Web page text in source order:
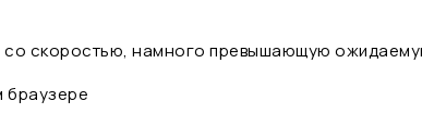
со скоростью, намного превышающую
браузере